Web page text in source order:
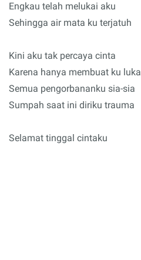
Engkau telah melukai aku
Sehingga air mata ku terjatuh
Kini aku tak percaya cinta
Karena hanya membuat ku luka
Semua pengorbananku sia-sia
Sumpah saat ini diriku trauma
Selamat tinggal cintaku